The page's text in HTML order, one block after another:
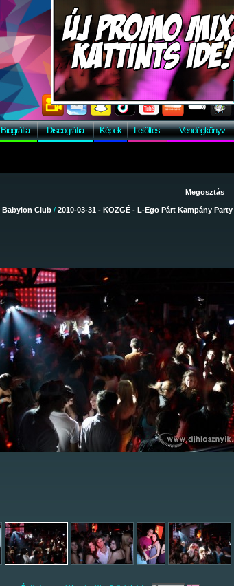
Biográfia Discográfia Képek Letöltés Vendégkönyv
Babylon Club / 2010-03-31 - KÖZGÉ - L-Ego Párt Kampány Party